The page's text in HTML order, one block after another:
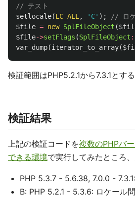
// テスト
setlocale(LC_ALL , 'C' );
// ロケ
$file = new SplFileObject (
$file->setFlags (SplFileObject
var_dump(iterator_to_array(
検証範囲はPHP5.2.1から7.3.1とする
検証結果
上記の検証コードを複数のPHPバ
できる環境で実行してみたところ
PHP 5.3.7 - 5.6.38, 7.0.0 -
B: PHP 5.2.1 - 5.3.6: ロケール